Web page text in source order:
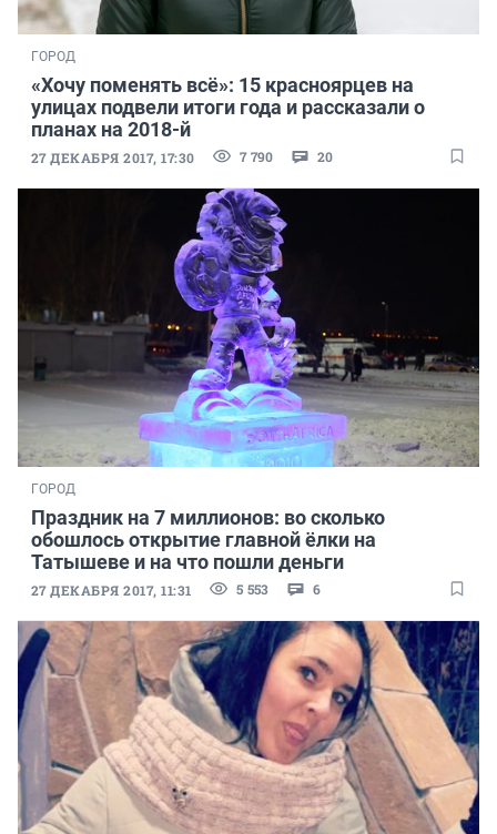
ГОРОД
«Хочу поменять всё»: 15 красноярцев на
улицах подвели итоги года и рассказали о
планах на 2018-й
27 ДЕКАБРЯ 2017, 17:30 7 790 20
ГОРОД
Праздник на 7 миллионов: во сколько
обошлось открытие главной ёлки на
Татышеве и на что пошли деньги
27 ДЕКАБРЯ 2017, 11:31 5 553 6